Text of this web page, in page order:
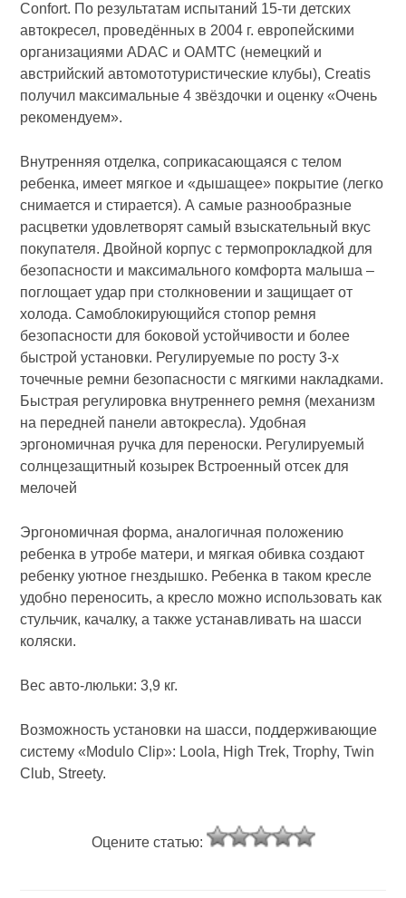
Confort. По результатам испытаний 15-ти детских
автокресел, проведённых в 2004 г. европейскими
организациями ADAC и OAMTC (немецкий и
австрийский автомототуристические клубы), Creatis
получил максимальные 4 звёздочки и оценку «Очень
рекомендуем».
Внутренняя отделка, соприкасающаяся с телом
ребенка, имеет мягкое и «дышащее» покрытие (легко
снимается и стирается). А самые разнообразные
расцветки удовлетворят самый взыскательный вкус
покупателя. Двойной корпус с термопрокладкой для
безопасности и максимального комфорта малыша –
поглощает удар при столкновении и защищает от
холода. Самоблокирующийся стопор ремня
безопасности для боковой устойчивости и более
быстрой установки. Регулируемые по росту 3-х
точечные ремни безопасности с мягкими накладками.
Быстрая регулировка внутреннего ремня (механизм
на передней панели автокресла). Удобная
эргономичная ручка для переноски. Регулируемый
солнцезащитный козырек Встроенный отсек для
мелочей
Эргономичная форма, аналогичная положению
ребенка в утробе матери, и мягкая обивка создают
ребенку уютное гнездышко. Ребенка в таком кресле
удобно переносить, а кресло можно использовать как
стульчик, качалку, а также устанавливать на шасси
коляски.
Вес авто-люльки: 3,9 кг.
Возможность установки на шасси, поддерживающие
систему «Modulo Clip»: Loola, High Trek, Trophy, Twin
Club, Streety.
Оцените статью: